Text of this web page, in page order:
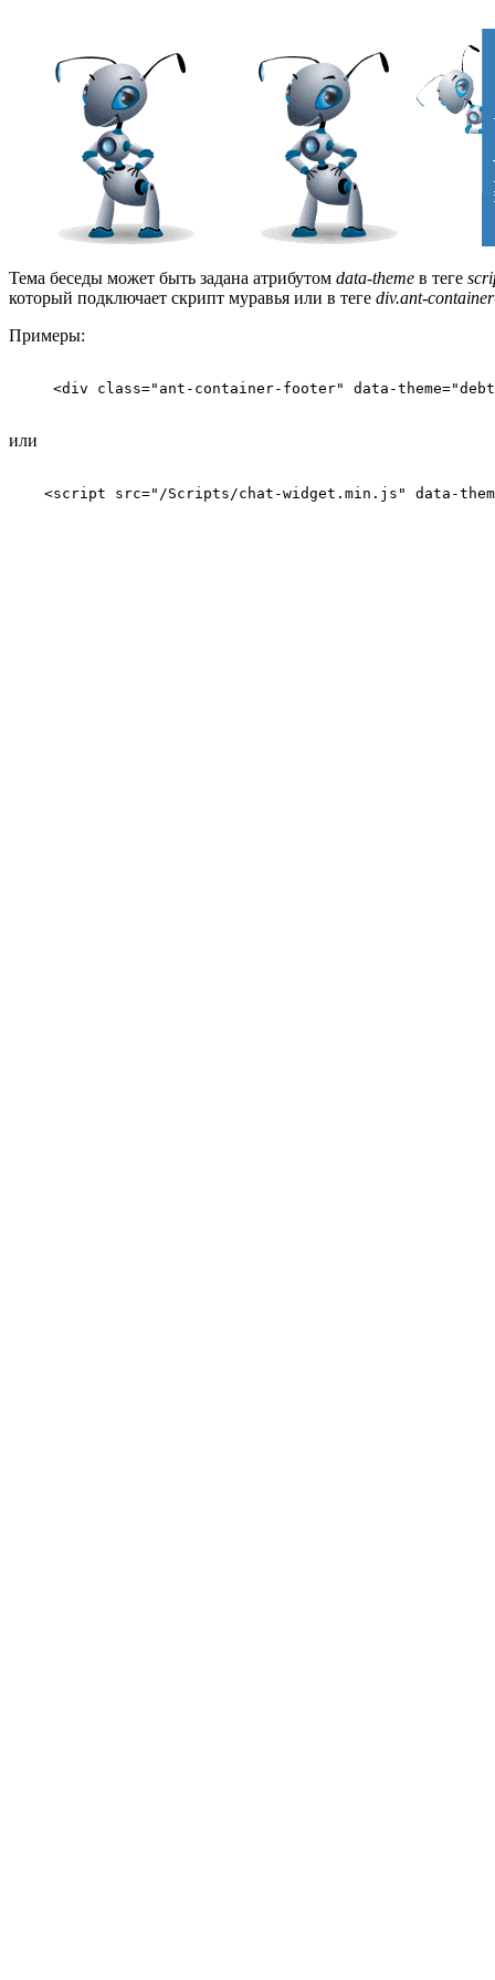
Тема беседы может быть задана атрибутом data-theme в теге
который подключает скрипт муравья или в теге div.ant-
Примеры:
<div class="ant-container-footer" data-
или
<script src="/Scripts/chat-widget.min.js" data-